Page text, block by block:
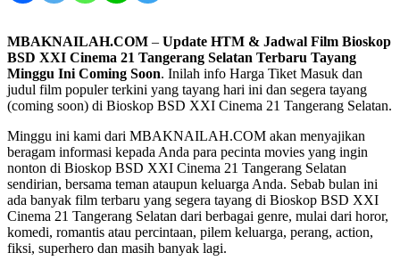
MBAKNAILAH.COM – Update HTM & Jadwal Film Bioskop
BSD XXI Cinema 21 Tangerang Selatan Terbaru Tayang
Minggu Ini Coming Soon. Inilah info Harga Tiket Masuk dan
judul film populer terkini yang tayang hari ini dan segera tayang
(coming soon) di Bioskop BSD XXI Cinema 21 Tangerang Selatan.
Minggu ini kami dari MBAKNAILAH.COM akan menyajikan
beragam informasi kepada Anda para pecinta movies yang ingin
nonton di Bioskop BSD XXI Cinema 21 Tangerang Selatan
sendirian, bersama teman ataupun keluarga Anda. Sebab bulan ini
ada banyak film terbaru yang segera tayang di Bioskop BSD XXI
Cinema 21 Tangerang Selatan dari berbagai genre, mulai dari horor,
komedi, romantis atau percintaan, pilem keluarga, perang, action,
fiksi, superhero dan masih banyak lagi.